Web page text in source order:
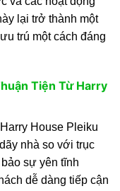
lại trở thành một
trú một cách đáng
Tiện Từ Harry
House Pleiku
nhà so với trục
sự yên tĩnh
dễ dàng tiếp cận